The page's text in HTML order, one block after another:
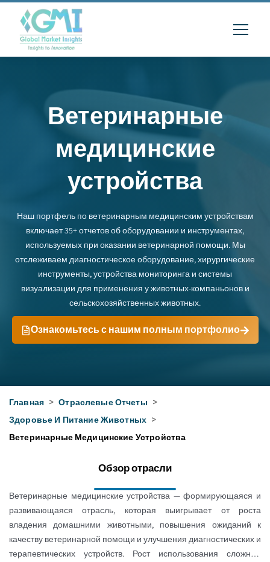
Ветеринарные
медицинские
устройства
Наш портфель по ветеринарным медицинским устройствам
включает 35+ отчетов об оборудовании и инструментах,
используемых при оказании ветеринарной помощи. Мы
отслеживаем диагностическое оборудование, хирургические
инструменты, устройства мониторинга и системы
визуализации для применения у животных-компаньонов и
сельскохозяйственных животных.
Ознакомьтесь с нашим полным портфолио
Главная > Отраслевые Отчеты >
Здоровье И Питание Животных >
Ветеринарные Медицинские Устройства
Обзор отрасли
Ветеринарные медицинские устройства — формирующаяся и
развивающаяся отрасль, которая выигрывает от роста
владения домашними животными, повышения ожиданий к
качеству ветеринарной помощи и улучшения диагностических и
терапевтических устройств. Рост использования сложных